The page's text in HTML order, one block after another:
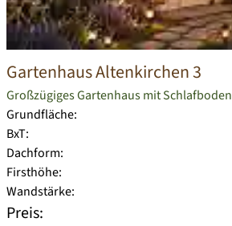
Gartenhaus Altenkirchen 3
Großzügiges Gartenhaus mit Schlafboden
Grundfläche:
BxT:
Dachform:
Firsthöhe:
Wandstärke:
Preis: